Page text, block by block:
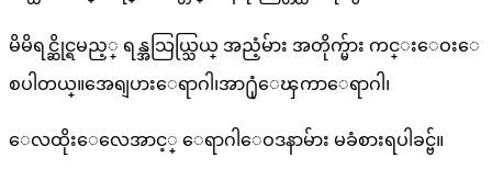
မိမိရင္ဆိုင္ရမည့္ ရန္အသြယ္သြယ္ အညံ့မ်ား အတိုက္မ်ား ကင္းေဝးေ
စပါတယ္။အေရျပားေရာဂါ၊အာ႐ုံေၾကာေရာဂါ၊
ေလထိုးေလေအာင့္ ေရာဂါေဝဒနာမ်ား မခံစားရပါခင္ဗ်။